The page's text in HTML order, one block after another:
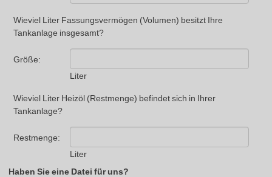
Wieviel Liter Fassungsvermögen (Volumen) besitzt Ihre
Tankanlage insgesamt?
Größe:
Liter
Wieviel Liter Heizöl (Restmenge) befindet sich in Ihrer
Tankanlage?
Restmenge:
Liter
Haben Sie eine Datei für uns?